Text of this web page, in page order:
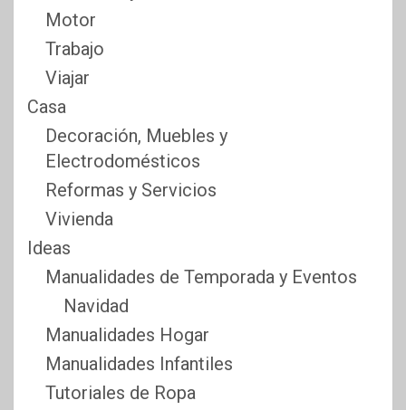
Motor
Trabajo
Viajar
Casa
Decoración, Muebles y
Electrodomésticos
Reformas y Servicios
Vivienda
Ideas
Manualidades de Temporada y Eventos
Navidad
Manualidades Hogar
Manualidades Infantiles
Tutoriales de Ropa